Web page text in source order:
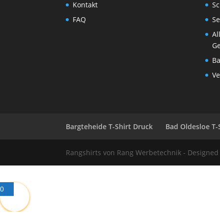
Kontakt
FAQ
Bargteheide T-Shirt Druck Bad Oldesloe
Rangshirts von Rang Werbetechnik -
0